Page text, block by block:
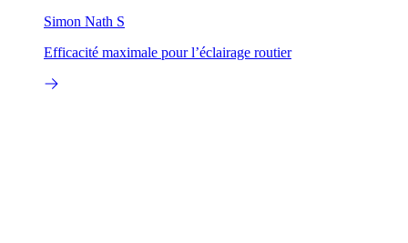
Simon Nath S
Efficacité maximale pour l’éclairage routier